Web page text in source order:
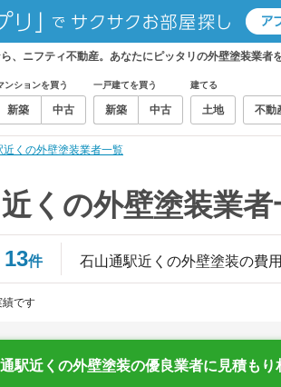
、ニフティ不動産。あなたにピッタリの外壁塗装業者
ンションを買う
新築 中古
一戸建てを買う
新築 中古
建てる
土地 不動
近くの外壁塗装業者一覧
近くの外壁塗装業
13件 石山通駅近くの外壁塗装の費
績です
駅近くの外壁塗装の優良業者に見積もり